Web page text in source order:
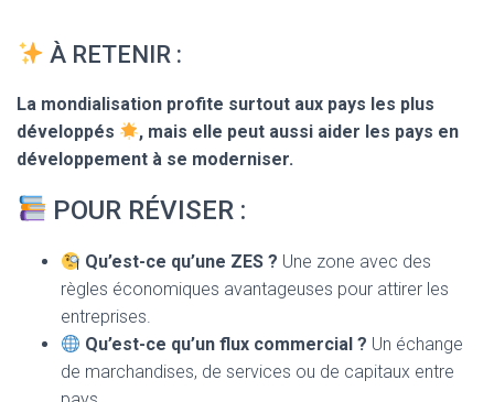
À RETENIR :
La mondialisation profite surtout aux pays les plus
développés
, mais elle peut aussi aider les pays en
développement à se moderniser.
POUR RÉVISER :
Qu’est-ce qu’une ZES ? Une zone avec des
règles économiques avantageuses pour attirer les
entreprises.
Qu’est-ce qu’un flux commercial ? Un échange
de marchandises, de services ou de capitaux entre